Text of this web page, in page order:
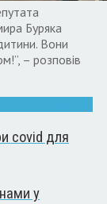
Буряка
Вони
– розповів
covid для
у